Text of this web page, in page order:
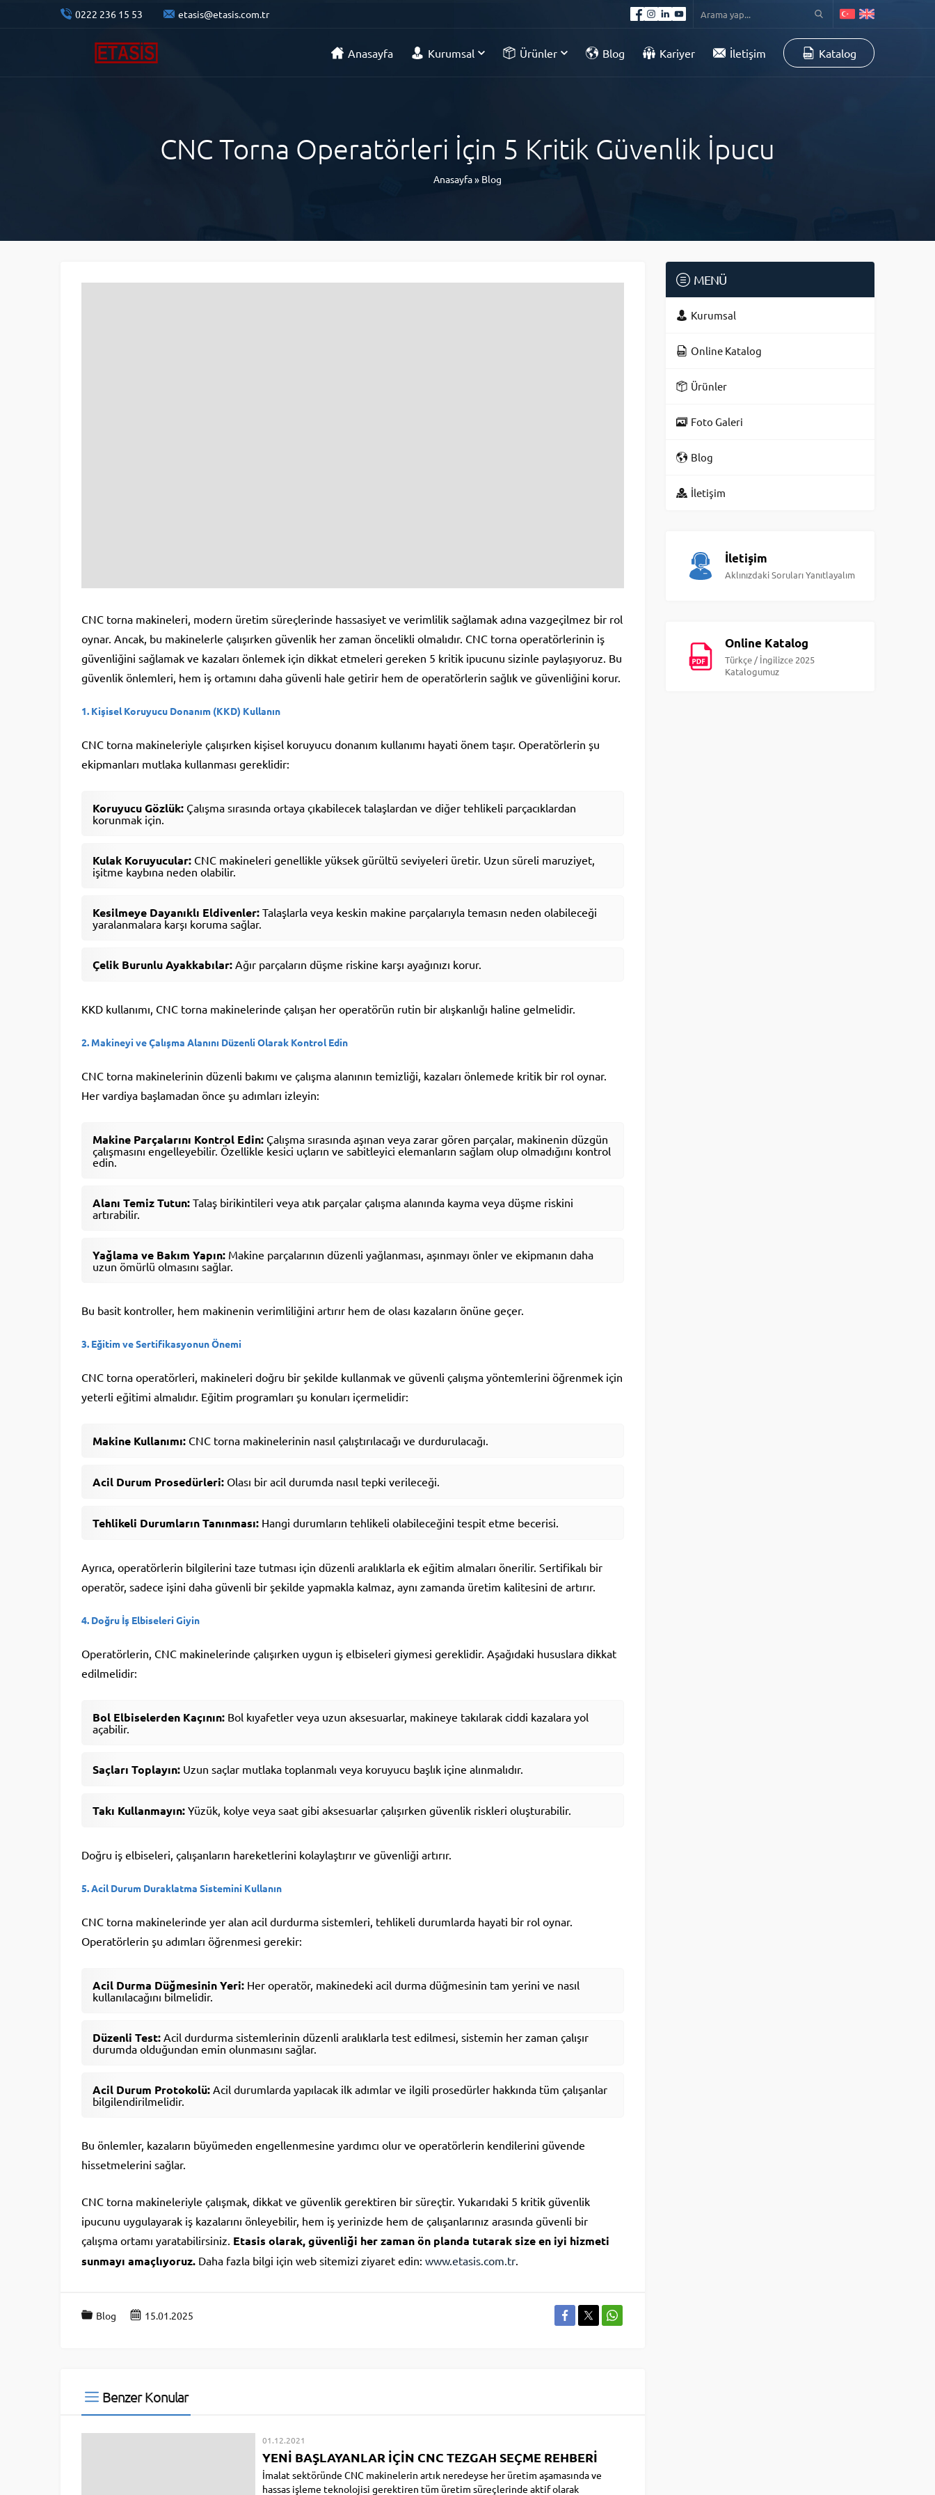
0222 236 15 53 etasis@etasis.com.tr
Anasayfa Kurumsal Ürünler Blog Kariyer İletişim Katalog
CNC Torna Operatörleri İçin 5 Kritik Güvenlik İpucu
Anasayfa» Blog
CNC torna makineleri, modern üretim süreçlerinde hassasiyet ve verimlilik sağlamak adına vazgeçilmez bir rol
oynar. Ancak, bu makinelerle çalışırken güvenlik her zaman öncelikli olmalıdır. CNC torna operatörlerinin iş
güvenliğini sağlamak ve kazaları önlemek için dikkat etmeleri gereken 5 kritik ipucunu sizinle paylaşıyoruz. Bu
güvenlik önlemleri, hem iş ortamını daha güvenli hale getirir hem de operatörlerin sağlık ve güvenliğini korur.
1. Kişisel Koruyucu Donanım (KKD) Kullanın
CNC torna makineleriyle çalışırken kişisel koruyucu donanım kullanımı hayati önem taşır. Operatörlerin şu
ekipmanları mutlaka kullanması gereklidir:
Koruyucu Gözlük: Çalışma sırasında ortaya çıkabilecek talaşlardan ve diğer tehlikeli parçacıklardan
korunmak için.
Kulak Koruyucular: CNC makineleri genellikle yüksek gürültü seviyeleri üretir. Uzun süreli maruziyet,
işitme kaybına neden olabilir.
Kesilmeye Dayanıklı Eldivenler: Talaşlarla veya keskin makine parçalarıyla temasın neden olabileceği
yaralanmalara karşı koruma sağlar.
Çelik Burunlu Ayakkabılar: Ağır parçaların düşme riskine karşı ayağınızı korur.
KKD kullanımı, CNC torna makinelerinde çalışan her operatörün rutin bir alışkanlığı haline gelmelidir.
2. Makineyi ve Çalışma Alanını Düzenli Olarak Kontrol Edin
CNC torna makinelerinin düzenli bakımı ve çalışma alanının temizliği, kazaları önlemede kritik bir rol oynar.
Her vardiya başlamadan önce şu adımları izleyin:
Makine Parçalarını Kontrol Edin: Çalışma sırasında aşınan veya zarar gören parçalar, makinenin düzgün
çalışmasını engelleyebilir. Özellikle kesici uçların ve sabitleyici elemanların sağlam olup olmadığını kontrol
edin.
Alanı Temiz Tutun: Talaş birikintileri veya atık parçalar çalışma alanında kayma veya düşme riskini
artırabilir.
Yağlama ve Bakım Yapın: Makine parçalarının düzenli yağlanması, aşınmayı önler ve ekipmanın daha
uzun ömürlü olmasını sağlar.
Bu basit kontroller, hem makinenin verimliliğini artırır hem de olası kazaların önüne geçer.
3. Eğitim ve Sertifikasyonun Önemi
CNC torna operatörleri, makineleri doğru bir şekilde kullanmak ve güvenli çalışma yöntemlerini öğrenmek için
yeterli eğitimi almalıdır. Eğitim programları şu konuları içermelidir:
Makine Kullanımı: CNC torna makinelerinin nasıl çalıştırılacağı ve durdurulacağı.
Acil Durum Prosedürleri: Olası bir acil durumda nasıl tepki verileceği.
Tehlikeli Durumların Tanınması: Hangi durumların tehlikeli olabileceğini tespit etme becerisi.
Ayrıca, operatörlerin bilgilerini taze tutması için düzenli aralıklarla ek eğitim almaları önerilir. Sertifikalı bir
operatör, sadece işini daha güvenli bir şekilde yapmakla kalmaz, aynı zamanda üretim kalitesini de artırır.
4. Doğru İş Elbiseleri Giyin
Operatörlerin, CNC makinelerinde çalışırken uygun iş elbiseleri giymesi gereklidir. Aşağıdaki hususlara dikkat
edilmelidir:
Bol Elbiselerden Kaçının: Bol kıyafetler veya uzun aksesuarlar, makineye takılarak ciddi kazalara yol
açabilir.
Saçları Toplayın: Uzun saçlar mutlaka toplanmalı veya koruyucu başlık içine alınmalıdır.
Takı Kullanmayın: Yüzük, kolye veya saat gibi aksesuarlar çalışırken güvenlik riskleri oluşturabilir.
Doğru iş elbiseleri, çalışanların hareketlerini kolaylaştırır ve güvenliği artırır.
5.Acil Durum Duraklatma Sistemini Kullanın
CNC torna makinelerinde yer alan acil durdurma sistemleri, tehlikeli durumlarda hayati bir rol oynar.
Operatörlerin şu adımları öğrenmesi gerekir:
Acil Durma Düğmesinin Yeri: Her operatör, makinedeki acil durma düğmesinin tam yerini ve nasıl
kullanılacağını bilmelidir.
Düzenli Test: Acil durdurma sistemlerinin düzenli aralıklarla test edilmesi, sistemin her zaman çalışır
durumda olduğundan emin olunmasını sağlar.
Acil Durum Protokolü: Acil durumlarda yapılacak ilk adımlar ve ilgili prosedürler hakkında tüm çalışanlar
bilgilendirilmelidir.
Bu önlemler, kazaların büyümeden engellenmesine yardımcı olur ve operatörlerin kendilerini güvende
hissetmelerini sağlar.
CNC torna makineleriyle çalışmak, dikkat ve güvenlik gerektiren bir süreçtir. Yukarıdaki 5 kritik güvenlik
ipucunu uygulayarak iş kazalarını önleyebilir, hem iş yerinizde hem de çalışanlarınız arasında güvenli bir
çalışma ortamı yaratabilirsiniz. Etasis olarak, güvenliği her zaman ön planda tutarak size en iyi hizmeti
sunmayı amaçlıyoruz. Daha fazla bilgi için web sitemizi ziyaret edin: www.etasis.com.tr
Blog 15.01.2025
Benzer Konular
01.12.2021
YENİ BAŞLAYANLAR İÇİN CNC TEZGAH SEÇME REHBERİ
İmalat sektöründe CNC makinelerin artık neredeyse her üretim aşamasında ve
hassas işleme teknolojisi gerektiren tüm üretim süreçlerinde aktif olarak
MENÜ
Kurumsal
Online Katalog
Ürünler
Foto Galeri
Blog
İletişim
İletişim
Aklınızdaki Soruları Yanıtlayalım
Online Katalog
Türkçe / İngilizce 2025
Katalogumuz